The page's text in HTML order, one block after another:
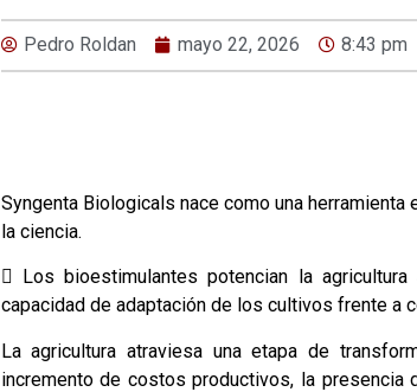
Pedro Roldan mayo 22, 2026 8:43 pm
Syngenta Biologicals nace como una
la ciencia.
 Los bioestimulantes potencian la
capacidad de adaptación de los cultivos frente a
La agricultura atraviesa una etapa de
incremento de costos productivos, la